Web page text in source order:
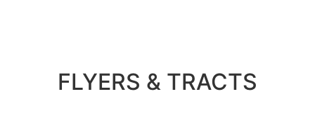
FLYERS & TRACTS